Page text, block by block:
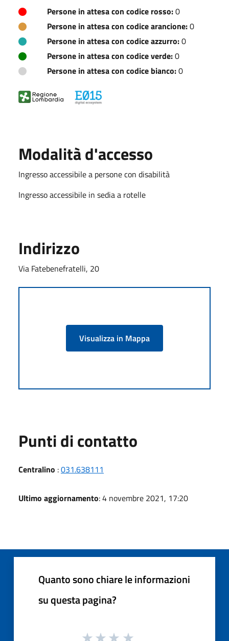
Persone in attesa con codice rosso:0
Persone in attesa con codice arancione:0
Persone in attesa con codice azzurro:0
Persone in attesa con codice verde:0
Persone in attesa con codice bianco:0
Modalità d'accesso
Ingresso accessibile a persone con disabilità
Ingresso accessibile in sedia a rotelle
Indirizzo
Via Fatebenefratelli, 20
Visualizza in Mappa
Punti di contatto
Centralino :031.638111
Ultimo aggiornamento: 4 novembre 2021, 17:20
Quanto sono chiare le informazioni
su questa pagina?